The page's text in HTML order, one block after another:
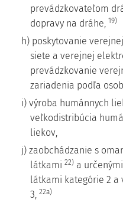
prevádzkovateľom
dopravy na dráhe, 19)
h) poskytovanie
siete a verejnej
prevádzkovanie
zariadenia podľa
i) výroba humánnych
veľkodistribúcia
liekov,
j) zaobchádzanie s
látkami 22) a
látkami kategórie 2 a
3, 22a)